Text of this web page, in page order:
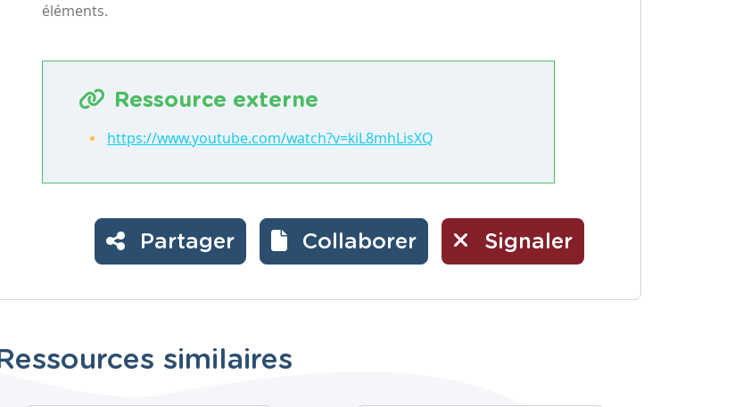
éléments.
Ressource externe
https://www.youtube.com/watch?v=kiL8mhLisXQ
Partager Collaborer Signaler
similaires